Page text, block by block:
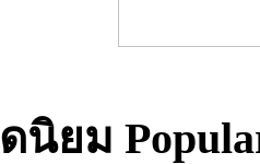
นิยม